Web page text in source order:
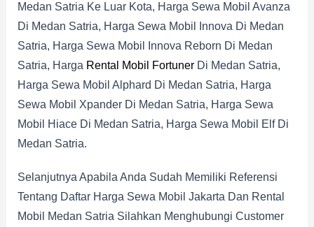
Medan Satria Ke Luar Kota, Harga Sewa Mobil Avanza
Di Medan Satria, Harga Sewa Mobil Innova Di Medan
Satria, Harga Sewa Mobil Innova Reborn Di Medan
Satria, Harga Rental Mobil FortunerDi Medan Satria,
Harga Sewa Mobil Alphard Di Medan Satria, Harga
Sewa Mobil Xpander Di Medan Satria, Harga Sewa
Mobil Hiace Di Medan Satria, Harga Sewa Mobil Elf Di
Medan Satria.
Selanjutnya Apabila Anda Sudah Memiliki Referensi
Tentang Daftar Harga Sewa Mobil Jakarta Dan Rental
Mobil Medan Satria Silahkan Menghubungi Customer